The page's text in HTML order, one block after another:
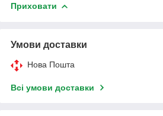
Приховати
Умови доставки
Нова Пошта
Всі умови доставки